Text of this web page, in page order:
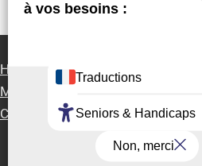
Handi-Presse Info Partenaires
Mentions Légales
Contact presse
Connexion